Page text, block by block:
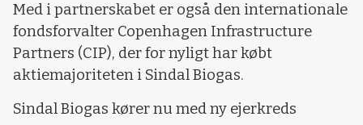
Med i partnerskabet er også den internationale
fondsforvalter Copenhagen Infrastructure
Partners (CIP), der for nyligt har købt
aktiemajoriteten i Sindal Biogas.
Sindal Biogas kører nu med ny ejerkreds